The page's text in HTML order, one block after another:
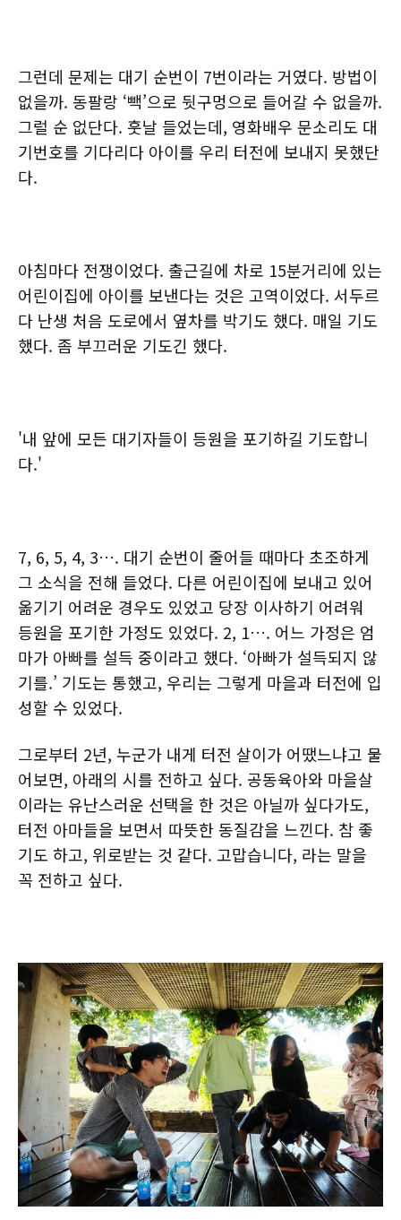
그런데 문제는 대기 순번이 7번이라는 거였다. 방법이
없을까. 동팔랑 ‘빽’으로 뒷구멍으로 들어갈 수 없을까.
그럴 순 없단다. 훗날 들었는데, 영화배우 문소리도 대
기번호를 기다리다 아이를 우리 터전에 보내지 못했단
다.
아침마다 전쟁이었다. 출근길에 차로 15분거리에 있는
어린이집에 아이를 보낸다는 것은 고역이었다. 서두르
다 난생 처음 도로에서 옆차를 박기도 했다. 매일 기도
했다. 좀 부끄러운 기도긴 했다.
'내 앞에 모든 대기자들이 등원을 포기하길 기도합니
다.'
7, 6, 5, 4, 3…. 대기 순번이 줄어들 때마다 초조하게
그 소식을 전해 들었다. 다른 어린이집에 보내고 있어
옮기기 어려운 경우도 있었고 당장 이사하기 어려워
등원을 포기한 가정도 있었다. 2, 1…. 어느 가정은 엄
마가 아빠를 설득 중이라고 했다. ‘아빠가 설득되지 않
기를.’ 기도는 통했고, 우리는 그렇게 마을과 터전에 입
성할 수 있었다.
​그로부터 2년, 누군가 내게 터전 살이가 어땠느냐고 물
어보면, 아래의 시를 전하고 싶다. 공동육아와 마을살
이라는 유난스러운 선택을 한 것은 아닐까 싶다가도,
터전 아마들을 보면서 따뜻한 동질감을 느낀다. 참 좋
기도 하고, 위로받는 것 같다. 고맙습니다, 라는 말을
꼭 전하고 싶다.